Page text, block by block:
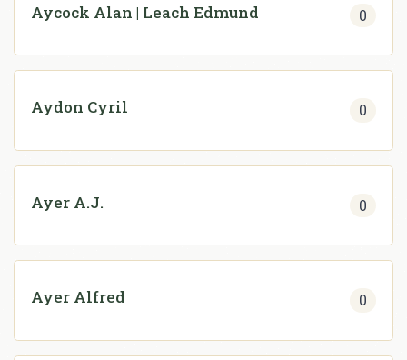
Aycock Alan | Leach Edmund 0
Aydon Cyril 0
Ayer A.J. 0
Ayer Alfred 0